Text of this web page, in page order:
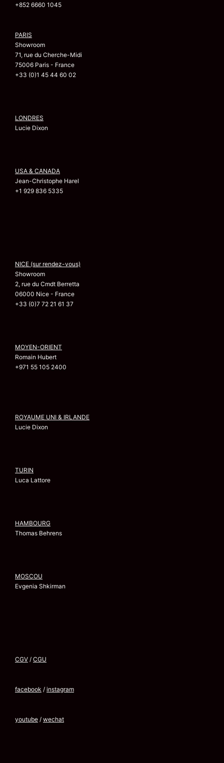
+852 6660 1045
PARIS
Showroom
71, rue du Cherche-Midi
75006 Paris - France
+33 (0)1 45 44 60 02
LONDRES
Lucie Dixon
USA & CANADA
Jean-Christophe Harel
+1 929 836 5335
NICE (sur rendez-vous)
Showroom
2, rue du Cmdt Berretta
06000 Nice - France
+33 (0)7 72 21 61 37
MOYEN-ORIENT
Romain Hubert
+971 55 105 2400
ROYAUME UNI & IRLANDE
Lucie Dixon
TURIN
Luca Lattore
HAMBOURG
Thomas Behrens
MOSCOU
Evgenia Shkirman
CGV / CGU
facebook / instagram
youtube / wechat